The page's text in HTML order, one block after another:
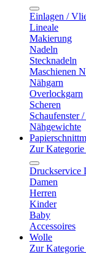
Einlagen /
Lineale
Makierung
Nadeln
Stecknadeln
Maschienen
Nähgarn
Overlockgarn
Scheren
Schaufenster
Nähgewichte
Zur Kategorie
Druckservice
Damen
Herren
Kinder
Baby
Accessoires
Wolle
Zur